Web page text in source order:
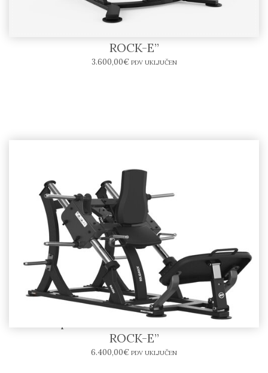
ROCK-E”
3.600,00€ PDV UKLJUČEN
Hack Squat SR09-E – BODYTONE “SOLID
ROCK-E”
6.400,00€ PDV UKLJUČEN